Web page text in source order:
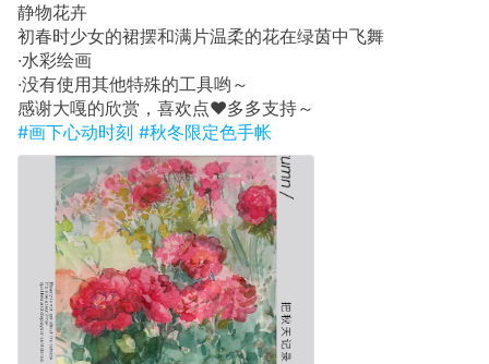
静物花卉
初春时少女的裙摆和满片温柔的花在绿茵中飞舞
·水彩绘画
·没有使用其他特殊的工具哟～
感谢大嘎的欣赏，喜欢点♥️多多支持～
#画下心动时刻 #秋冬限定色手帐